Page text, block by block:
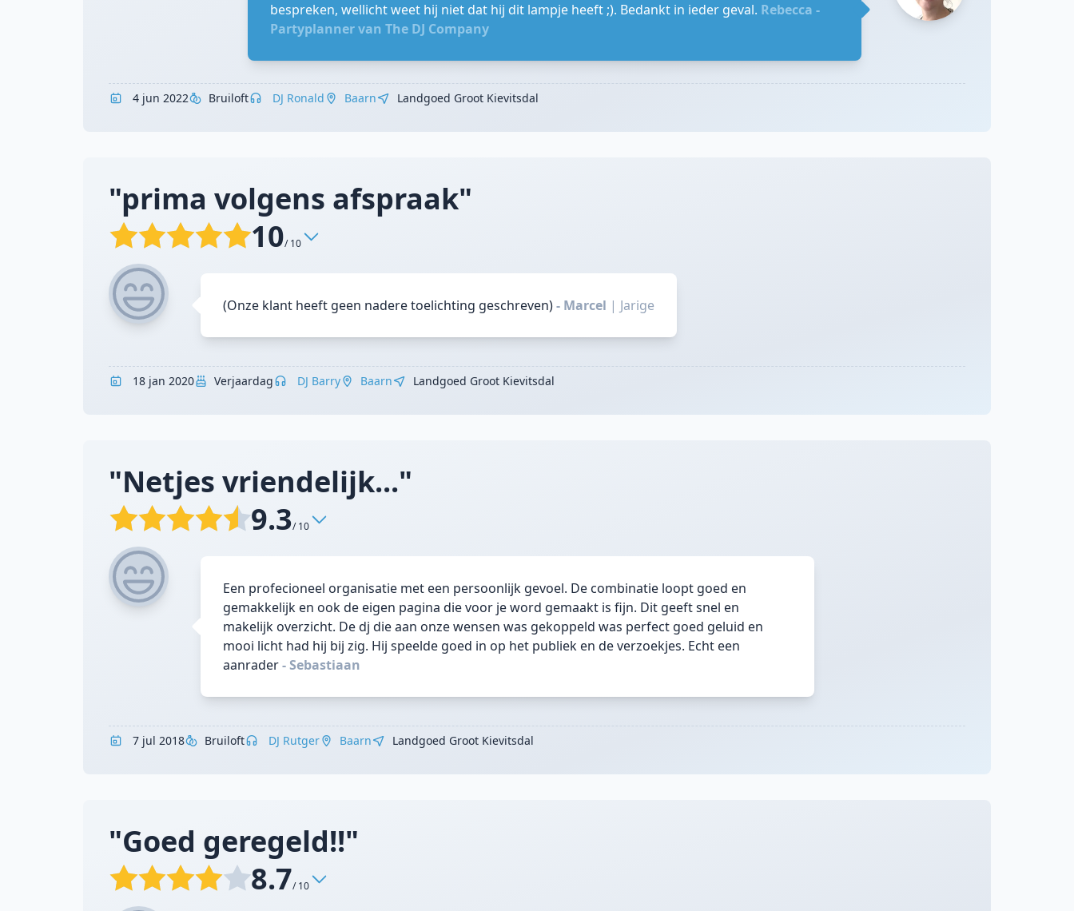
bespreken, wellicht weet hij niet dat hij dit lampje heeft ;). Bedankt in ieder geval. Rebecca -
Partyplanner van The DJ Company
4 jun 2022 Bruiloft DJ Ronald Baarn Landgoed Groot Kievitsdal
"prima volgens afspraak"
10/ 10
(Onze klant heeft geen nadere toelichting geschreven)- Marcel | Jarige
18 jan 2020 Verjaardag DJ Barry Baarn Landgoed Groot Kievitsdal
"Netjes vriendelijk..."
9.3/ 10
Een profecioneel organisatie met een persoonlijk gevoel. De combinatie loopt goed en
gemakkelijk en ook de eigen pagina die voor je word gemaakt is fijn. Dit geeft snel en
makelijk overzicht. De dj die aan onze wensen was gekoppeld was perfect goed geluid en
mooi licht had hij bij zig. Hij speelde goed in op het publiek en de verzoekjes. Echt een
aanrader- Sebastiaan
7 jul 2018 Bruiloft DJ Rutger Baarn Landgoed Groot Kievitsdal
"Goed geregeld!!"
8.7/ 10